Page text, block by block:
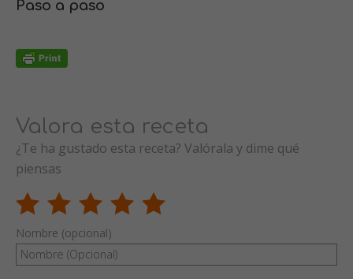
Paso a paso
Valora esta receta
¿Te ha gustado esta receta? Valórala y dime qué
piensas
Nombre (opcional)